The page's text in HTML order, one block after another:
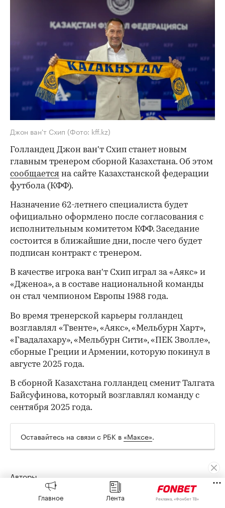
Джон ван'т Схип (Фото: kff.kz)
Голландец Джон ван'т Схип станет новым
главным тренером сборной Казахстана. Об этом
сообщается на сайте Казахстанской федерации
футбола (КФФ).
Назначение 62-летнего специалиста будет
официально оформлено после согласования с
исполнительным комитетом КФФ. Заседание
состоится в ближайшие дни, после чего будет
подписан контракт с тренером.
В качестве игрока ван'т Схип играл за «Аякс» и
«Дженоа», а в составе национальной команды
он стал чемпионом Европы 1988 года.
Во время тренерской карьеры голландец
возглавлял «Твенте», «Аякс», «Мельбурн Харт»,
«Гвадалахару», «Мельбурн Сити», «ПЕК Зволле»,
сборные Греции и Армении, которую покинул в
августе 2025 года.
В сборной Казахстана голландец сменит Талгата
Байсуфинова, который возглавлял команду с
сентября 2025 года.
Оставайтесь на связи с РБК в «Максе».
Авторы
Главное Лента Реклама, «Фонбет ТВ»